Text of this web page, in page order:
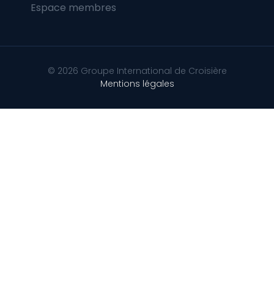
Espace membres
© 2026 Groupe International de Croisière
Mentions légales